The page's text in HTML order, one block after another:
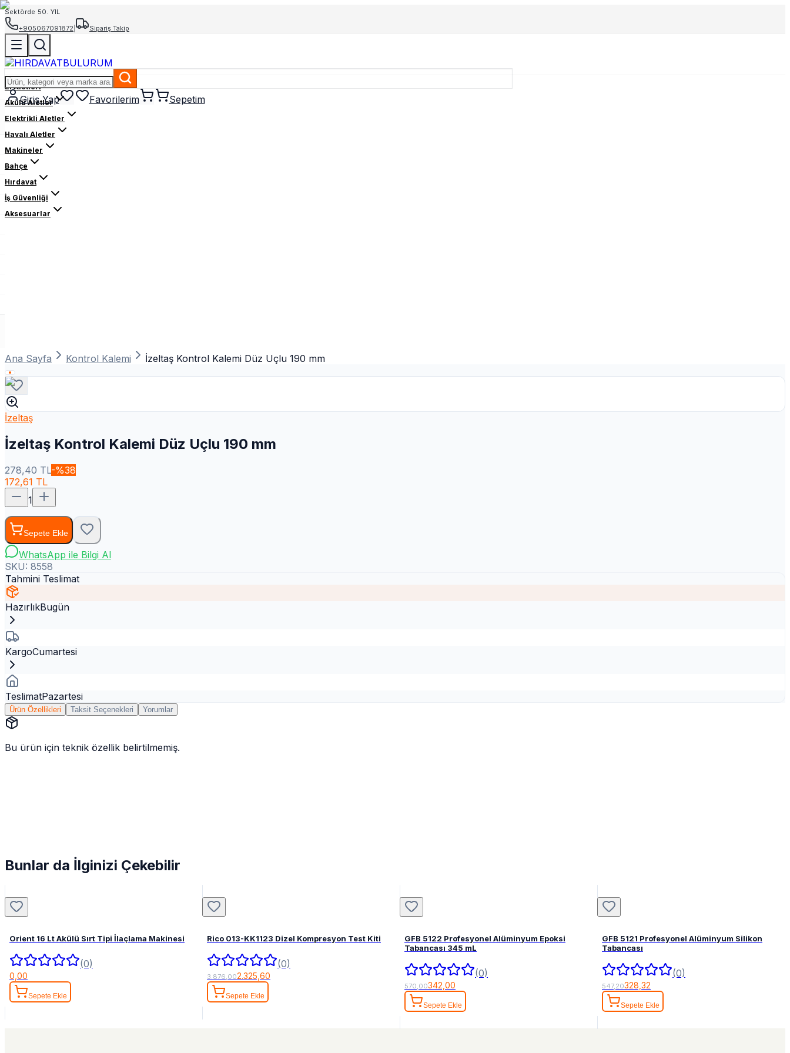
Sektörde 50. YIL
+905067091872
Sipariş Takip
Giriş Yap Favorilerim Sepetim
El Aletleri
Akülü Aletler
Elektrikli Aletler
Havalı Aletler
Makineler
Bahçe
Hırdavat
İş Güvenliği
Aksesuarlar
Ana Sayfa Kontrol Kalemi İzeltaş Kontrol Kalemi Düz Uçlu 190 mm
İzeltaş
İzeltaş Kontrol Kalemi Düz Uçlu 190 mm
278,40 TL-%38
172,61 TL
1
Sepete Ekle
WhatsApp ile Bilgi Al
SKU: 8558
Tahmini Teslimat
HazırlıkBugün
KargoCumartesi
TeslimatPazartesi
Ürün Özellikleri Taksit Seçenekleri Yorumlar
Bu ürün için teknik özellik belirtilmemiş.
Bunlar da İlginizi Çekebilir
Orient 16 Lt Akülü Sırt Tipi İlaçlama Makinesi
(0)
0,00
Sepete Ekle
Rico 013-KK1123 Dizel Kompresyon Test Kiti
(0)
3.876,002.325,60
Sepete Ekle
GFB 5122 Profesyonel Alüminyum Epoksi
Tabancası 345 mL
(0)
570,00342,00
Sepete Ekle
GFB 5121 Profesyonel Alüminyum Silikon
Tabancası
(0)
547,20328,32
Sepete Ekle